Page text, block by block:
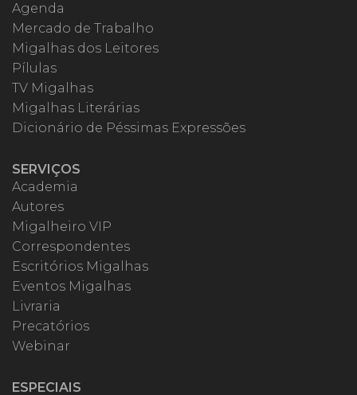
Agenda
Mercado de Trabalho
Migalhas dos Leitores
Pílulas
TV Migalhas
Migalhas Literárias
Dicionário de Péssimas Expressões
SERVIÇOS
Academia
Autores
Migalheiro VIP
Correspondentes
Escritórios Migalhas
Eventos Migalhas
Livraria
Precatórios
Webinar
ESPECIAIS